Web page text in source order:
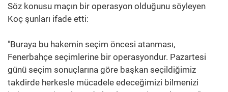
Söz konusu maçın bir operasyon olduğunu söyleyen
Koç şunları ifade etti:
"Buraya bu hakemin seçim öncesi atanması,
Fenerbahçe seçimlerine bir operasyondur. Pazartesi
günü seçim sonuçlarına göre başkan seçildiğimiz
takdirde herkesle mücadele edeceğimizi bilmenizi